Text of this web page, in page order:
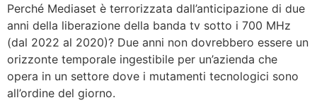
Perché Mediaset è terrorizzata dall’anticipazione di due
anni della liberazione della banda tv sotto i 700 MHz
(dal 2022 al 2020)? Due anni non dovrebbero essere un
orizzonte temporale ingestibile per un’azienda che
opera in un settore dove i mutamenti tecnologici sono
all’ordine del giorno.